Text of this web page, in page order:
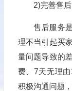
2)完善售后
售后服务
理不当引起买
量问题导致的
费、7天无理
积极沟通问题